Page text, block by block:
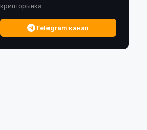
крипторынка
Telegram канал